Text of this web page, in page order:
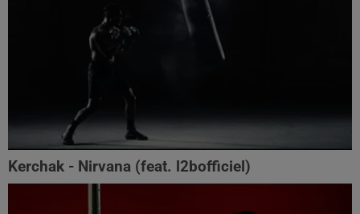
Kerchak - Nirvana (feat. ‪l2bofficiel‬)